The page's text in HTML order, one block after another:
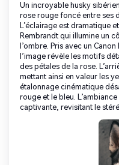
Un incroyable husky
rose rouge foncé entre ses
L’éclairage est dramatique
Rembrandt qui illumine un
l’ombre. Pris avec un
l’image révèle les motifs
des pétales de la rose.
mettant ainsi en valeur les
étalonnage cinématique
rouge et le bleu.
captivante, revisitant le